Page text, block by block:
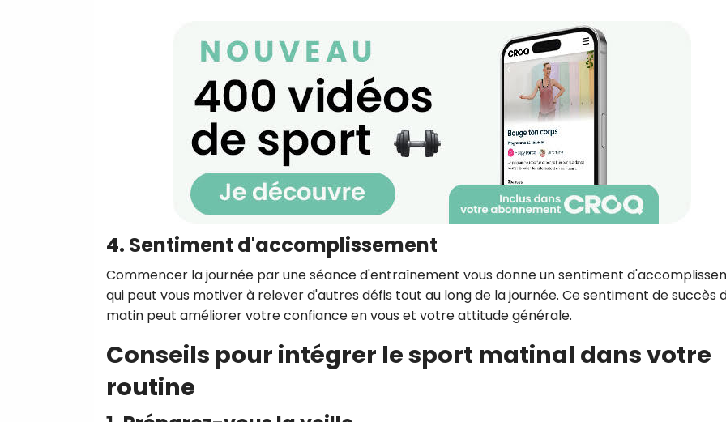
4. Sentiment d'accomplissement
Commencer la journée par une séance d'entraînement vous donne un sentiment
qui peut vous motiver à relever d'autres défis tout au long de la journée. Ce sentiment de succès
matin peut améliorer votre confiance en vous et votre attitude générale.
Conseils pour intégrer le sport matinal dans votre
routine